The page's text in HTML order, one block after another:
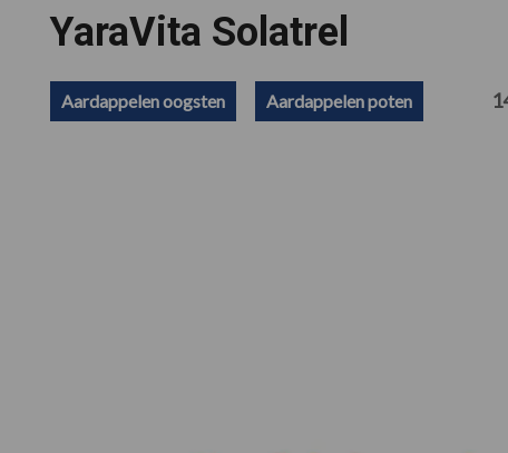
YaraVita Solatrel
Aardappelen oogsten Aardappelen poten